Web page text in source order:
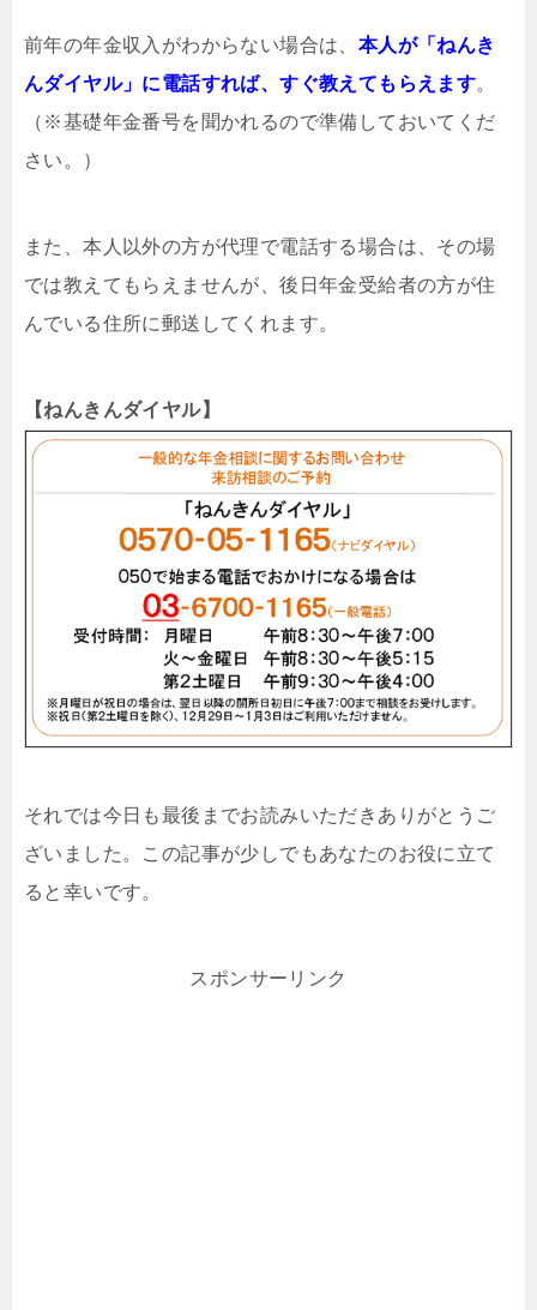
前年の年金収入がわからない場合は、 本人が「ねんき
んダイヤル」に電話すれば、すぐ教えてもらえます。
（※基礎年金番号を聞かれるので準備しておいてくだ
さい。）
また、本人以外の方が代理で電話する場合は、その場
では教えてもらえませんが、後日年金受給者の方が住
んでいる住所に郵送してくれます。
【ねんきんダイヤル】
それでは今日も最後までお読みいただきありがとうご
ざいました。この記事が少しでもあなたのお役に立て
ると幸いです。
スポンサーリンク